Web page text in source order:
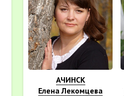
АЧИНСК
Елена Лекомцева